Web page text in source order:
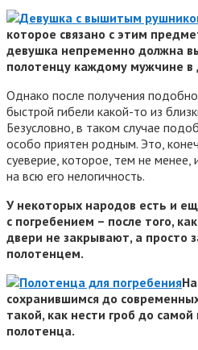
которое связано с этим
девушка непременно должна
полотенцу каждому мужчине в
Однако после получения
быстрой гибели какой-то из
Безусловно, в таком случае
особо приятен родным. Это,
суеверие, которое, тем не
на всю его нелогичность.
У некоторых народов есть и
с погребением – после того,
двери не закрывают, а просто
полотенцем.
сохранившимся до
такой, как нести гроб до самой
полотенца.